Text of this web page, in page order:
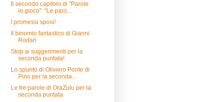
Il secondo capitolo di "Parole
in gioco": "Le paro...
I promessi sposi!
Il binomio fantastico di Gianni
Rodari
Stop ai suggerimenti per la
seconda puntata!
Lo spunto di Oliviero Ponte di
Pino per la seconda...
Le tre parole di OraZulu per la
seconda puntata